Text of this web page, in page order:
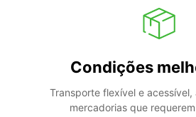
Condições
Transporte flexível e
mercadorias que